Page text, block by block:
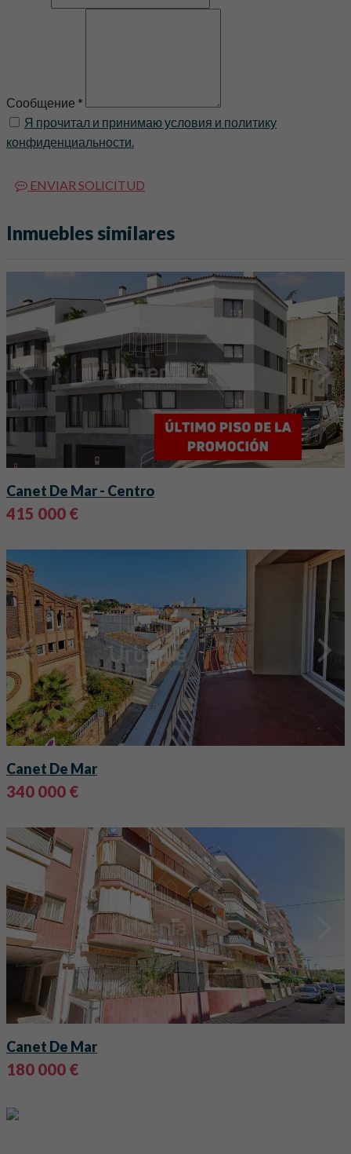
Сообщение *
Я прочитал и принимаю условия и политику
конфиденциальности.
ENVIAR SOLICITUD
Inmuebles similares
Canet De Mar- Centro
415 000 €
Canet De Mar
340 000 €
Canet De Mar
180 000 €